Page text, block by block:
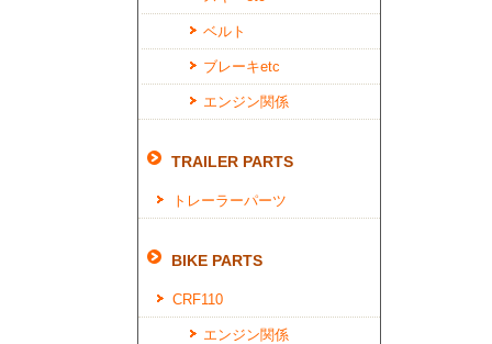
ベルト
ブレーキetc
エンジン関係
TRAILER PARTS
トレーラーパーツ
BIKE PARTS
CRF110
エンジン関係